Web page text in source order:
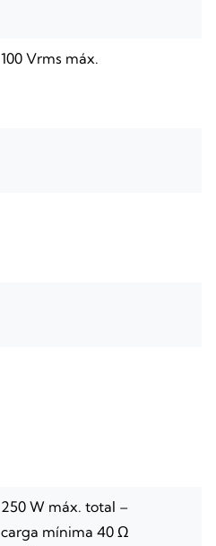
100 Vrms máx.
250 W máx. total –
carga mínima 40 Ω